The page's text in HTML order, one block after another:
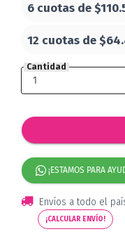
6 cuotas de
12 cuotas de
Cantidad
¡ESTAMOS PARA
Envíos a todo el
¡CALCULAR ENVÍO!